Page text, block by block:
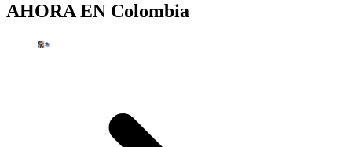
AHORA EN Colombia